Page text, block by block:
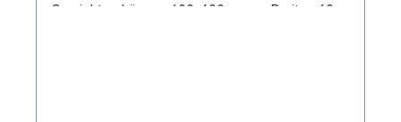
Gewicht: • Länge: 400-600 mm • Breite: 60